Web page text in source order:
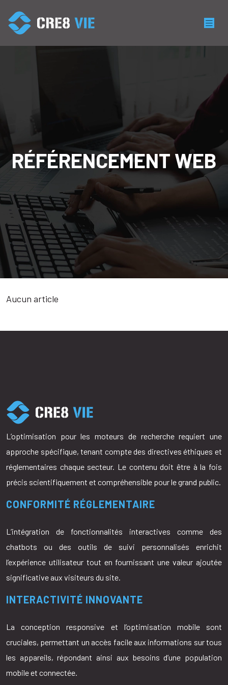
RÉFÉRENCEMENT WEB
Aucun article
L’optimisation pour les moteurs de recherche requiert une
approche spécifique, tenant compte des directives éthiques et
réglementaires chaque secteur. Le contenu doit être à la fois
précis scientifiquement et compréhensible pour le grand public.
CONFORMITÉ RÉGLEMENTAIRE
L’intégration de fonctionnalités interactives comme des
chatbots ou des outils de suivi personnalisés enrichit
l’expérience utilisateur tout en fournissant une valeur ajoutée
significative aux visiteurs du site.
INTERACTIVITÉ INNOVANTE
La conception responsive et l’optimisation mobile sont
cruciales, permettant un accès facile aux informations sur tous
les appareils, répondant ainsi aux besoins d’une population
mobile et connectée.